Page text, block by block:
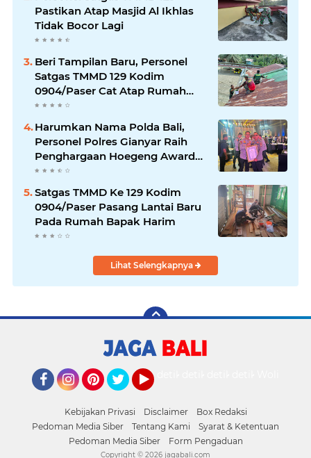
Pastikan Atap Masjid Al Ikhlas
Tidak Bocor Lagi
Beri Tampilan Baru, Personel
Satgas TMMD 129 Kodim
0904/Paser Cat Atap Rumah
Marbot
Harumkan Nama Polda Bali,
Personel Polres Gianyar Raih
Penghargaan Hoegeng Awards
2026
Satgas TMMD Ke 129 Kodim
0904/Paser Pasang Lantai Baru
Pada Rumah Bapak Harim
Lihat Selengkapnya
Kebijakan Privasi Disclaimer
Box Redaksi
Pedoman Media Siber
Tentang Kami
Syarat & Ketentuan
Pedoman Media Siber
Form Pengaduan
Copyright © 2026 jagabali.com